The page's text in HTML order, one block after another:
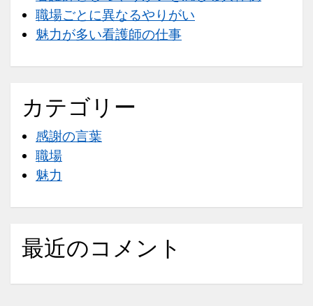
り
が
職場ごとに異なるやりがい
魅力が多い看護師の仕事
カテゴリー
感謝の言葉
職場
魅力
最近のコメント